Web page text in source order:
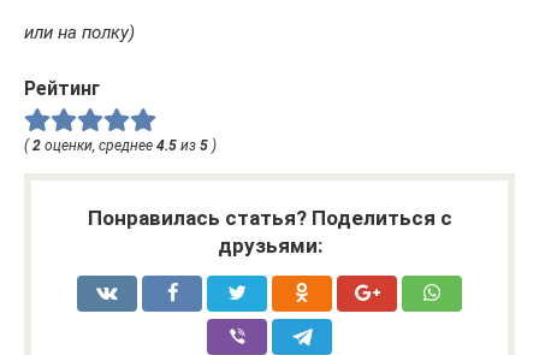
или на полку)
Рейтинг
(2 оценки, среднее 4.5 из 5 )
Понравилась статья? Поделиться с
друзьями: